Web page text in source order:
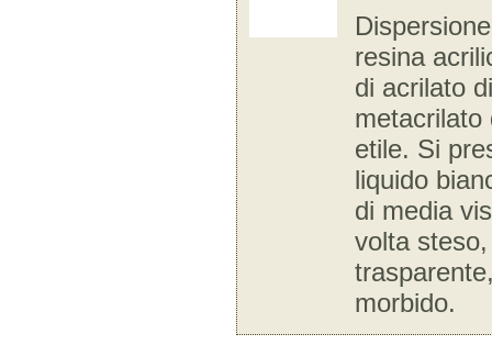
resina
di acrilato
metacrilato
etile. Si
liquido
di media
volta
morbido.